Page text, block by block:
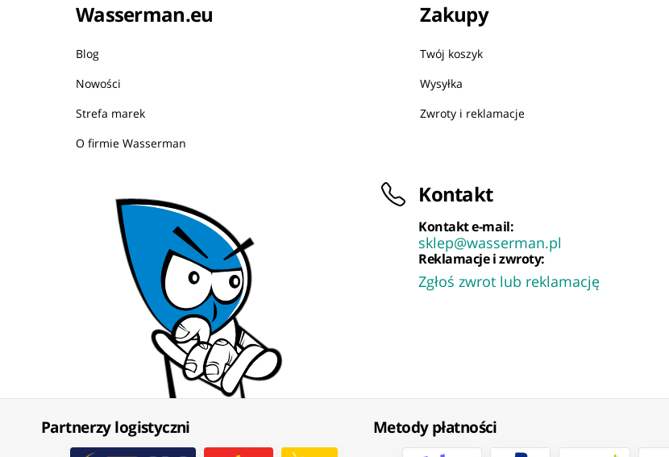
Wasserman.eu
Blog
Nowości
Strefa marek
O firmie Wasserman
Zakupy
Twój koszyk
Wysyłka
Zwroty i reklamacje
Kontakt
Kontakt e-mail:
sklep@wasserman.pl
Reklamacje i zwroty:
Zgłoś zwrot lub reklamację
Partnerzy logistyczni Metody płatności